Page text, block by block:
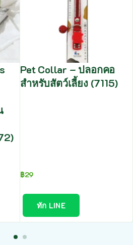
Pet Collar – ปลอกคอ
สำหรับสัตว์เลี้ยง (7115)
฿29
ทัก LINE